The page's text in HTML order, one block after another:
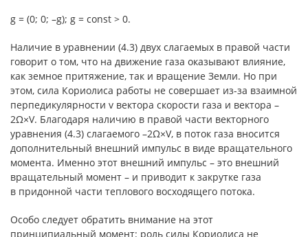
g = (0; 0; –g); g = const > 0.
Наличие в уравнении (4.3) двух слагаемых в правой части
говорит о том, что на движение газа оказывают влияние,
как земное притяжение, так и вращение Земли. Но при
этом, сила Кориолиса работы не совершает из-за взаимной
перпедикулярности v вектора скорости газа и вектора –
2Ω×V. Благодаря наличию в правой части векторного
уравнения (4.3) слагаемого –2Ω×V, в поток газа вносится
дополнительный внешний импульс в виде вращательного
момента. Именно этот внешний импульс – это внешний
вращательный момент – и приводит к закрутке газа
в придонной части теплового восходящего потока.
Особо следует обратить внимание на этот
принципиальный момент: роль силы Кориолиса не